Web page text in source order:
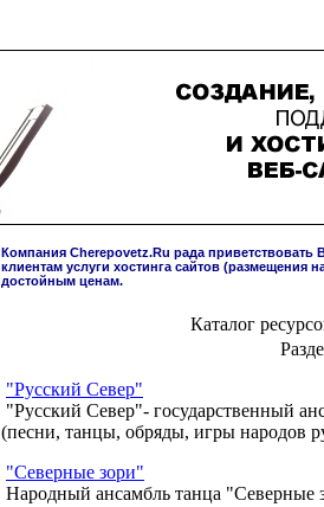
Компания Cherepovetz.Ru рада
клиентам услуги хостинга сайтов (размещения
достойным ценам.
Каталог
"Русский Север"
"Русский Север"- государственный
(песни, танцы, обряды, игры народов
"Северные зори"
Народный ансамбль танца "Северные